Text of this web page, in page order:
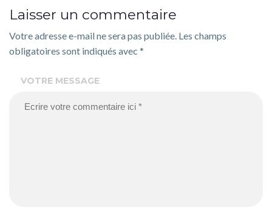
Laisser un commentaire
Votre adresse e-mail ne sera pas publiée. Les champs
obligatoires sont indiqués avec *
VOTRE MESSAGE